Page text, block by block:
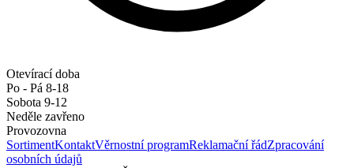
Otevírací doba
Po - Pá 8-18
Sobota 9-12
Neděle zavřeno
Provozovna
SortimentKontaktVěrnostní programReklamační řádZpracování
osobních údajů